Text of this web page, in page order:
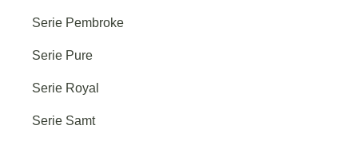
Serie Pembroke
Serie Pure
Serie Royal
Serie Samt